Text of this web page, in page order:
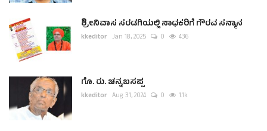
ಶ್ರೀನಿವಾಸ ಸರಡಗಿಯಲ್ಲಿ ಸಾಧಕರಿಗೆ ಗೌರವ ಸನ್ಮಾನ
kkeditor Jan 18, 2025 0 436
ಗೊ. ರು. ಚನ್ನಬಸಪ್ಪ
kkeditor Aug 31, 2024 0 1.1k